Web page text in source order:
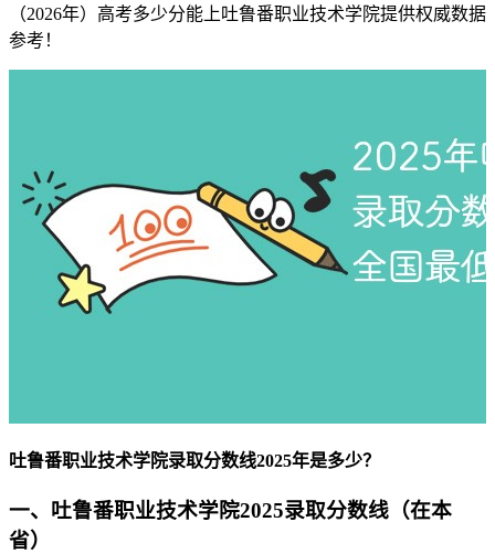
（2026年）高考多少分能上吐鲁番职业技术学院提供权威数据
参考！
吐鲁番职业技术学院录取分数线2025年是多少？
一、吐鲁番职业技术学院2025录取分数线（在本
省）